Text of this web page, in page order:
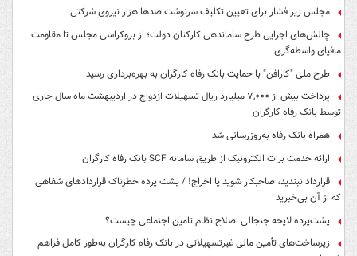
مجلس زیر فشار برای تعیین تکلیف سرنوشت صدها هزار نیروی شرکتی
چالش‌های اجرایی طرح ساماندهی کارکنان دولت؛ از بروکراسی مجلس تا مقاومت
مافیای واسطه‌گری
طرح ملی "کارافن" با حمایت بانک رفاه کارگران به بهره‌برداری رسید
پرداخت بیش از ۷,۰۰۰ میلیارد ریال تسهیلات ازدواج در اردیبهشت ماه سال جاری
توسط بانک رفاه کارگران
همراه بانک رفاه به‌روزرسانی شد
ارائه خدمت برات الکترونیک از طریق سامانه SCF بانک رفاه کارگران
قرارداد نبندید، صاحبکار شوید یا اخراج! / پشت پرده خطرناک قراردادهای شفاهی
که از آن بی‌خبرید
پشت‌پرده لایحه جنجالی اصلاح نظام تامین اجتماعی چیست؟
زیرساخت‌های تأمین مالی غیرتسهیلاتی در بانک رفاه کارگران به‌طور کامل فراهم